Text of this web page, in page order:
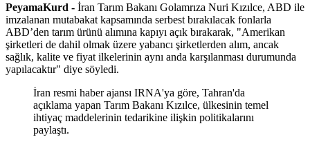
PeyamaKurd - İran Tarım Bakanı Golamrıza Nuri Kızılce, ABD ile
imzalanan mutabakat kapsamında serbest bırakılacak fonlarla
ABD’den tarım ürünü alımına kapıyı açık bırakarak, "Amerikan
şirketleri de dahil olmak üzere yabancı şirketlerden alım, ancak
sağlık, kalite ve fiyat ilkelerinin aynı anda karşılanması durumunda
yapılacaktır" diye söyledi.
İran resmi haber ajansı IRNA'ya göre, Tahran'da
açıklama yapan Tarım Bakanı Kızılce, ülkesinin temel
ihtiyaç maddelerinin tedarikine ilişkin politikalarını
paylaştı.